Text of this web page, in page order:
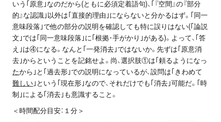
いう｢原意｣なのだから(ともに必須定着語句)、｢『空間』の『部分
的』な認識｣以外は｢直接的理由｣にならないと分かるはず。｢同一
意味段落｣で他の部分の説明を確認しても特に誤りはない(｢論説
文｣では｢同一意味段落｣に｢根拠･手がかり｣がある)。よって、｢答
え｣は④になる。なんと｢一発消去｣ではないか。先ずは｢原意消
去｣からということを記銘せよ。尚、選択肢①は｢頼るようになっ
たから｣と｢過去形｣での説明になっているが、設問は｢きわめて
難しい ｣という｢現在形｣なので、それだけでも｢消去｣可能だ。｢時
制｣による｢消去｣も意識すること。
＜時間配分目安：１分＞